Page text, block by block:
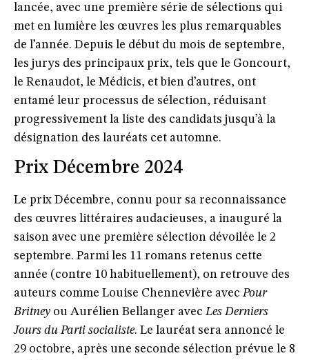
lancée, avec une première série de sélections qui
met en lumière les œuvres les plus remarquables
de l’année. Depuis le début du mois de septembre,
les jurys des principaux prix, tels que le Goncourt,
le Renaudot, le Médicis, et bien d’autres, ont
entamé leur processus de sélection, réduisant
progressivement la liste des candidats jusqu’à la
désignation des lauréats cet automne.
Prix Décembre 2024
Le prix Décembre, connu pour sa reconnaissance
des œuvres littéraires audacieuses, a inauguré la
saison avec une première sélection dévoilée le 2
septembre. Parmi les 11 romans retenus cette
année (contre 10 habituellement), on retrouve des
auteurs comme Louise Chennevière avec Pour
Britney ou Aurélien Bellanger avecLes Derniers
Jours du Parti socialiste. Le lauréat sera annoncé le
29 octobre, après une seconde sélection prévue le 8